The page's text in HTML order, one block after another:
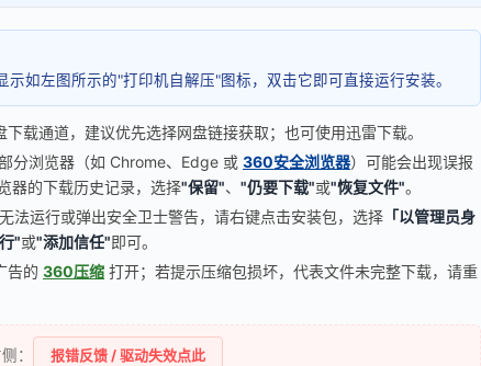
如左图所示的"打印机自解压"图标，双击它即可直接运行安装。
下载通道，建议优先选择网盘链接获取；也可使用迅雷下载。
分浏览器（如 Chrome、Edge 或 360安全浏览器）可能会出现误报
器的下载历史记录，选择"保留"、 "仍要下载"或"恢复文件"。
法运行或弹出安全卫士警告，请右键点击安装包，选择 「以管理员身
"或"添加信任"即可。
告的 360压缩 打开；若提示压缩包损坏，代表文件未完整下载，请重
： 报错反馈 / 驱动失效点此